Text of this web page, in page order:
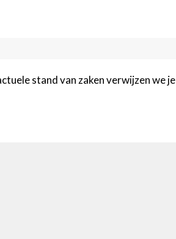
stand van zaken verwijzen we je